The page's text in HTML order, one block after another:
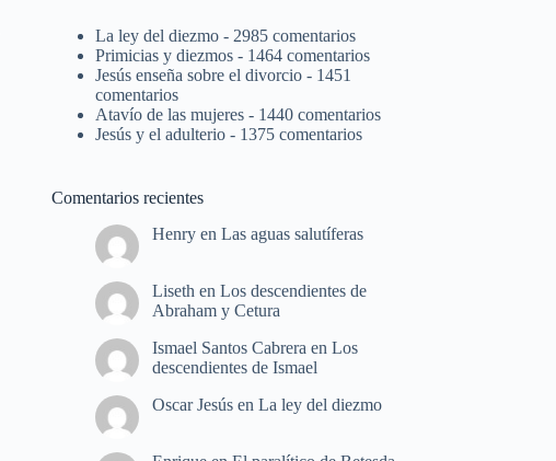
La ley del diezmo - 2985 comentarios
Primicias y diezmos - 1464 comentarios
Jesús enseña sobre el divorcio - 1451
comentarios
Atavío de las mujeres - 1440 comentarios
Jesús y el adulterio - 1375 comentarios
Comentarios recientes
Henry enLas aguas salutíferas
Liseth enLos descendientes de
Abraham y Cetura
Ismael Santos Cabrera enLos
descendientes de Ismael
Oscar Jesús enLa ley del diezmo